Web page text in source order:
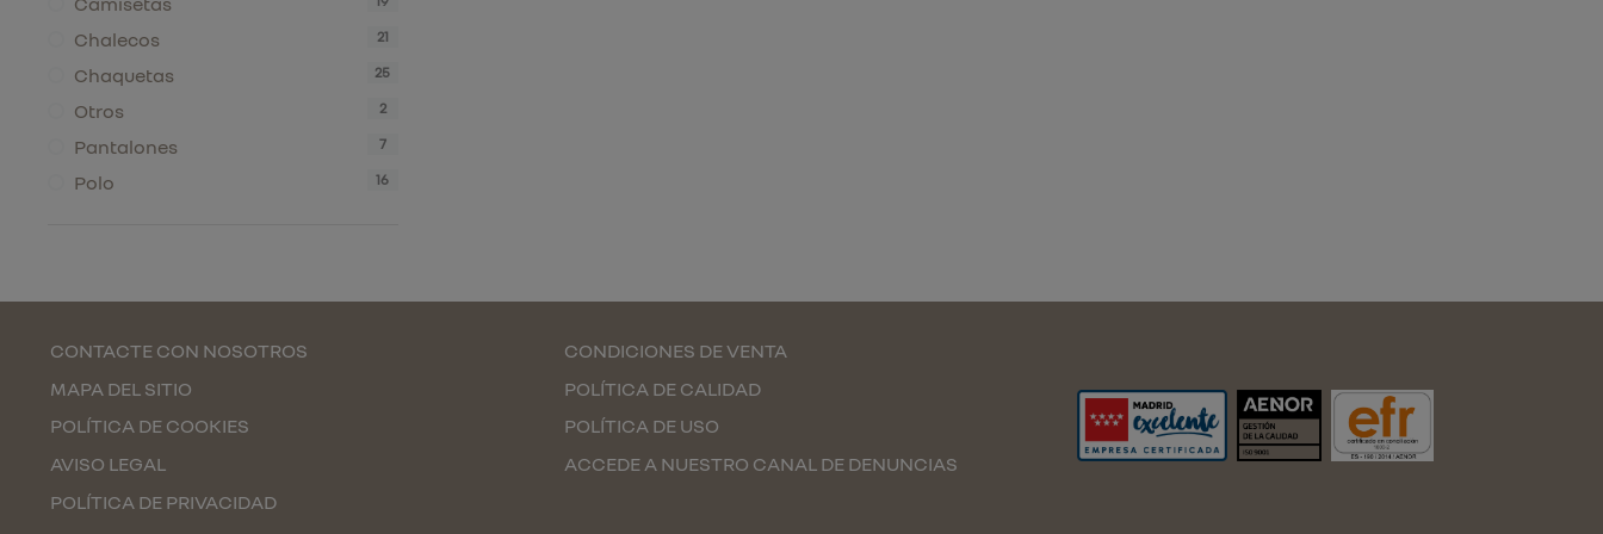
Chalecos 21
Chaquetas 25
Otros 2
Pantalones 7
Polo 16
CONTACTE CON NOSOTROS
MAPA DEL SITIO
POLÍTICA DE COOKIES
AVISO LEGAL
POLÍTICA DE PRIVACIDAD
CONDICIONES DE VENTA
POLÍTICA DE CALIDAD
POLÍTICA DE USO
ACCEDE A NUESTRO CANAL DE DENUNCIAS